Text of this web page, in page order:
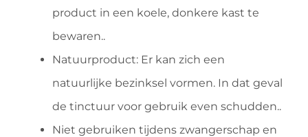
product in een koele, donkere kast te
bewaren..
Natuurproduct: Er kan zich een
natuurlijke bezinksel vormen. In dat geval
de tinctuur voor gebruik even schudden..
Niet gebruiken tijdens zwangerschap en